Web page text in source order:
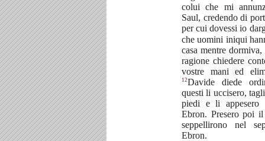
colui che mi
Saul, credendo di
per cui dovessi io
che uomini iniqui
casa mentre
ragione chiedere
vostre mani ed
12Davide diede
questi li uccisero,
piedi e li appesero
Ebron. Presero poi
seppellirono nel
Ebron.